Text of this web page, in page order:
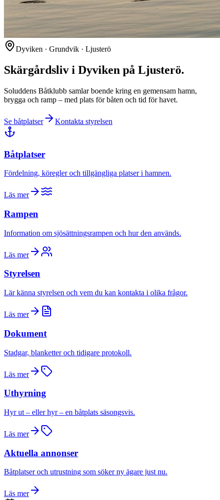
Dyviken · Grundvik · Ljusterö
Skärgårdsliv i Dyviken på Ljusterö.
Soluddens Båtklubb samlar boende kring en gemensam hamn,
brygga och ramp – med plats för båten och tid för havet.
Se båtplatser Kontakta styrelsen
Båtplatser
Fördelning, köregler och tillgängliga platser i hamnen.
Läs mer
Rampen
Information om sjösättningsrampen och hur den används.
Läs mer
Styrelsen
Lär känna styrelsen och vem du kan kontakta i olika frågor.
Läs mer
Dokument
Stadgar, blanketter och tidigare protokoll.
Läs mer
Uthyrning
Hyr ut – eller hyr – en båtplats säsongsvis.
Läs mer
Aktuella annonser
Båtplatser och utrustning som söker ny ägare just nu.
Läs mer